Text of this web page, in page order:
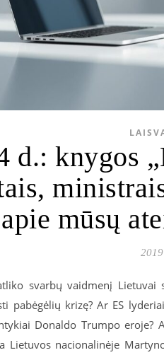
d.: knygos
apie mūsų
svarbų vaidmenį Lietuvai
pabėgėlių krizę? Ar ES
Donaldo Trumpo
Lietuvos nacionalinėje